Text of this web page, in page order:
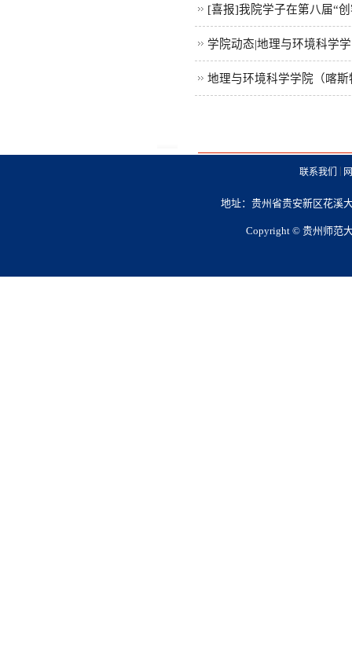
[喜报]我院学子在第八届“
学院动态|地理与环境科学
地理与环境科学学院（喀
联系我们
地址：贵州省贵安新区花溪
Copyright © 贵州师范